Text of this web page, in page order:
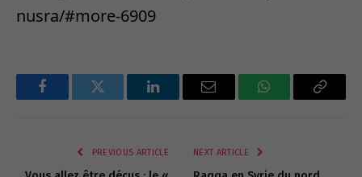
nusra/#more-6909
FacebookTwitter LinkedInEmail WhatsAppCopy
PREVIOUS ARTICLE NEXT ARTICLE